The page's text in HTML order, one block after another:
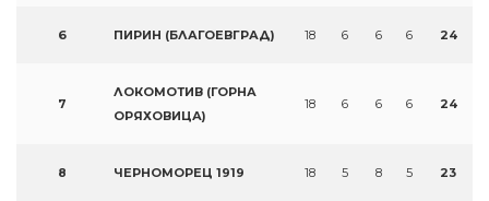
6 ПИРИН (БЛАГОЕВГРАД) 18 6 6 6 24
7
ЛОКОМОТИВ (ГОРНА
ОРЯХОВИЦА)
18 6 6 6 24
8 ЧЕРНОМОРЕЦ 1919 18 5 8 5 23